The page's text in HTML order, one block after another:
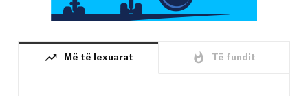
trending_up Më të lexuarat whatshot Të fundit